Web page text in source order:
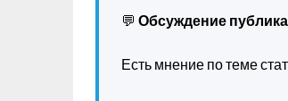
💬 Обсуждение
Есть мнение по теме